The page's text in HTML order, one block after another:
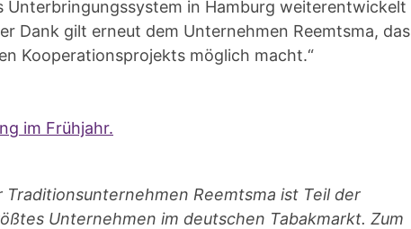
Unterbringungssystem in Hamburg weiterentwickelt
Dank gilt erneut dem Unternehmen Reemtsma, das
Kooperationsprojekts möglich macht.“
im Frühjahr.
Traditionsunternehmen Reemtsma ist Teil der
Unternehmen im deutschen Tabakmarkt. Zum